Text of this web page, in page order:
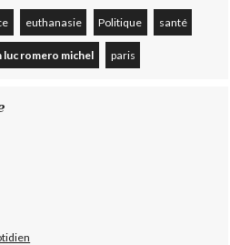
euthanasie Politique santé
luc romero michel paris